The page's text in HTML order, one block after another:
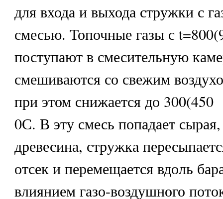
для входа и выхода стружки с
смесью. Топочные газы с
поступают в смесительную
смешиваются со свежим
при этом снижается до 300(450
0С. В эту смесь попадает
древесина, стружка
отсек и перемещается вдоль
влиянием газо-воздушного